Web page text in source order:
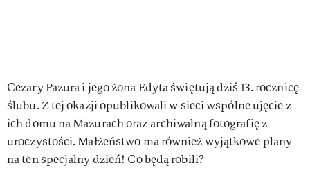
Cezary Pazura i jego żona Edyta świętują dziś 13. rocznicę
ślubu. Z tej okazji opublikowali w sieci wspólne ujęcie z
ich domu na Mazurach oraz archiwalną fotografię z
uroczystości. Małżeństwo ma również wyjątkowe plany
na ten specjalny dzień! Co będą robili?